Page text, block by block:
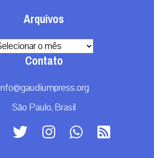
Arquivos
Contato
São Paulo, Brasil